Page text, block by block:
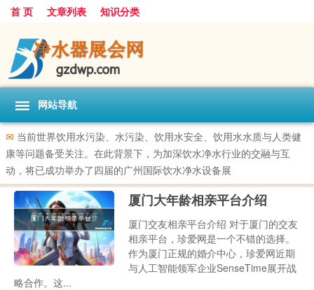
首 页 文章列表 知识分类
网站导航
✉ 当前世界饮用水污染、水污染、饮用水安全、饮用水水质与人类健
康等问题备受关注。在此背景下，为加深饮水净水行业的交融与互
动，将已成功举办了四届的广州国际饮水净水设备展
厦门大年龄相亲平台介绍
厦门交友相亲平台介绍 对于厦门的交友
相亲平台，珍爱网是一个不错的选择。
作为厦门正规的婚介中心，珍爱网近期
与人工智能领军企业SenseTime展开战
略合作。这...